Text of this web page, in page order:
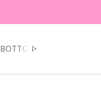
BOTTOM